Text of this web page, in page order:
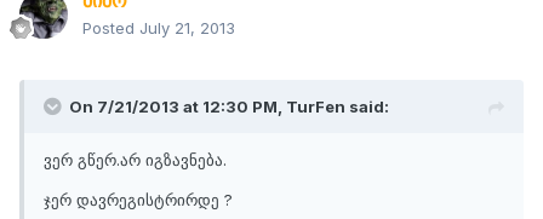
Posted July 21, 2013
On 7/21/2013 at 12:30 PM, TurFen said:
ვერ გწერ.არ იგზავნება.
ჯერ დავრეგისტრირდე ?